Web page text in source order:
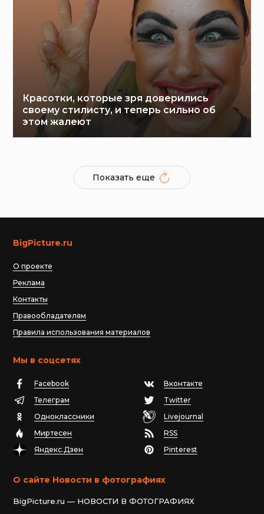
Красотки, которые зря доверились
своему стилисту, и теперь сильно об
этом жалеют
Показать еще
BigPicture.ru
О проекте
Реклама
Контакты
Правообладателям
Правила использования материалов
Мы в соцсетях
Facebook
Вконтакте
Телеграм
Twitter
Одноклассники
Livejournal
Миртесен
RSS
Яндекс.Дзен
Pinterest
О сайте Новости в фотографиях
BigPicture.ru — НОВОСТИ В ФОТОГРАФИЯХ